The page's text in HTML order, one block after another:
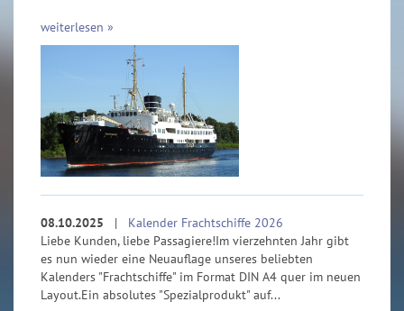
weiterlesen »
08.10.2025 | Kalender Frachtschiffe 2026
Liebe Kunden, liebe Passagiere!Im vierzehnten Jahr gibt
es nun wieder eine Neuauflage unseres beliebten
Kalenders "Frachtschiffe" im Format DIN A4 quer im neuen
Layout.Ein absolutes "Spezialprodukt" auf...